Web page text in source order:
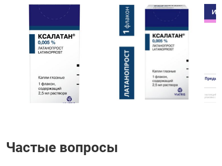
Частые вопросы